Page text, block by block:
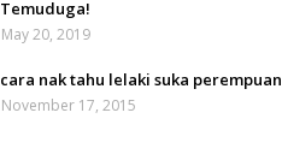
Temuduga!
May 20, 2019
cara nak tahu lelaki suka perempuan
November 17, 2015